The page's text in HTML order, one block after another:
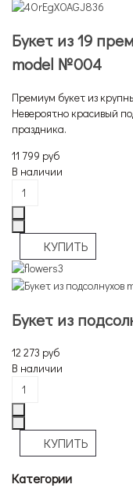
Букет из 19
model №004
Премиум букет из
Невероятно красивый
праздника.
11 799 руб
В наличии
Букет из
12 273 руб
В наличии
Категории